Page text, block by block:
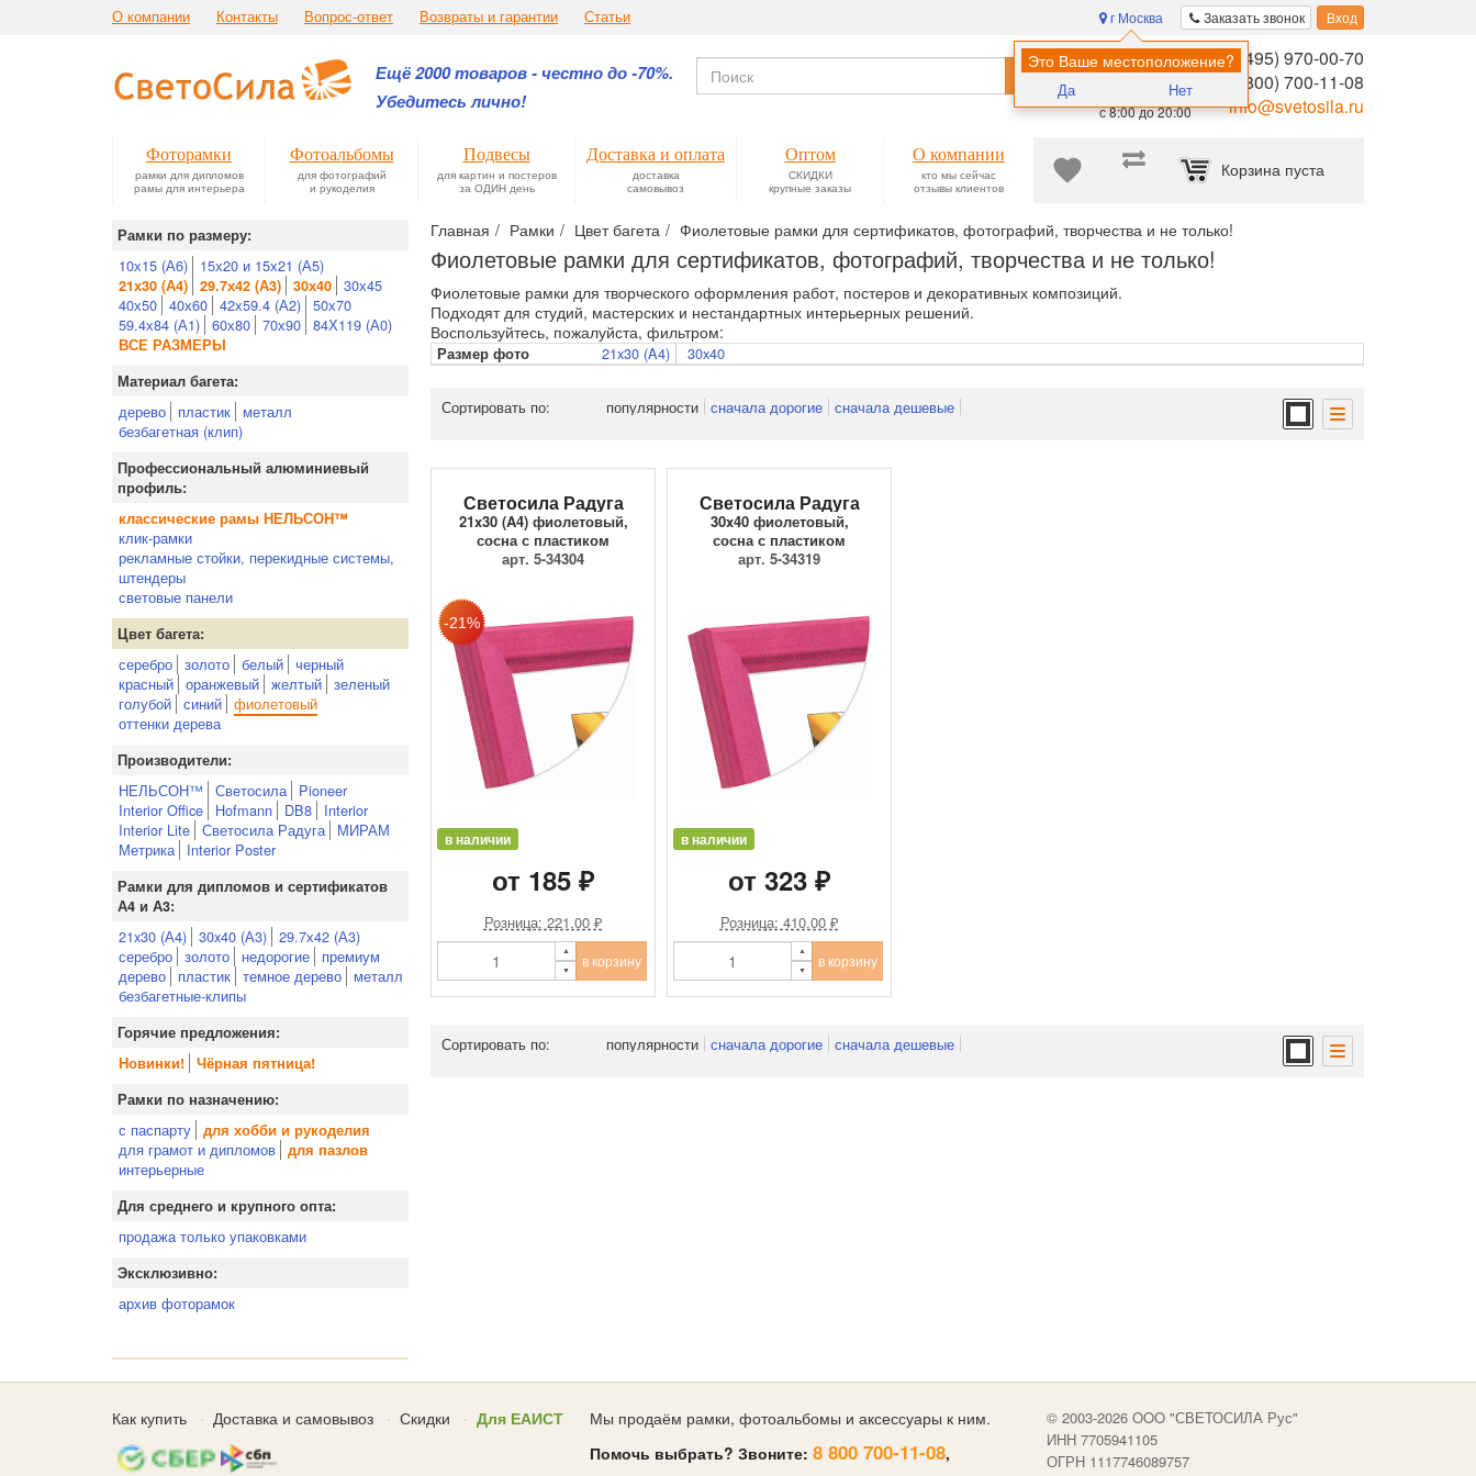
О компании Контакты Вопрос-ответ Возвраты и гарантии Статьи Заказать звонок Вход
г Москва
Это Ваше местоположение?
Да Нет
Ещё 2000 товаров - честно до -70%.
Убедитесь лично!
Помощь в
выборе:
Ежедневно,
с 8:00 до 20:00
8 (495) 970-00-70
8 (800) 700-11-08
info@svetosila.ru
Найти
Корзина пуста
Фоторамки
рамки для дипломов
рамы для интерьера
Фотоальбомы
для фотографий
и рукоделия
Подвесы
для картин и постеров
за ОДИН день
Доставка и оплата
доставка
самовывоз
Оптом
СКИДКИ
крупные заказы
О компании
кто мы сейчас
отзывы клиентов
Главная Рамки Цвет багета Фиолетовые рамки для сертификатов, фотографий, творчества и не только!
Фиолетовые рамки для сертификатов, фотографий, творчества и не только!
Рамки по размеру:
10х15 (А6) 15х20 и 15х21 (А5)
21х30 (А4) 29.7х42 (А3) 30х40
30х45
40х50 40х60 42х59.4 (А2) 50х70
59.4х84 (А1) 60х80 70х90 84Х119 (А0)
ВСЕ РАЗМЕРЫ
Материал багета:
дерево пластик
металл
безбагетная (клип)
Профессиональный алюминиевый
профиль:
классические рамы НЕЛЬСОН™
клик-рамки
рекламные стойки, перекидные системы,
штендеры
световые панели
Цвет багета:
серебро золото белый черный
красный оранжевый желтый зеленый
голубой синий фиолетовый
оттенки дерева
Производители:
НЕЛЬСОН™ Светосила
Pioneer
Interior Office
Hofmann DB8
Interior
Interior Lite Светосила Радуга
МИРАМ
Метрика
Interior Poster
Рамки для дипломов и сертификатов
А4 и А3:
21x30 (А4) 30x40 (А3) 29.7х42 (А3)
серебро золото недорогие
премиум
дерево
пластик темное дерево
металл
безбагетные-клипы
Горячие предложения:
Новинки!
Чёрная пятница!
Рамки по назначению:
с паспарту для хобби и рукоделия
для грамот и дипломов для пазлов
интерьерные
Для среднего и крупного опта:
продажа только упаковками
Эксклюзивно:
архив фоторамок
Фиолетовые рамки для творческого оформления работ, постеров и декоративных композиций.
Подходят для студий, мастерских и нестандартных интерьерных решений.
Воспользуйтесь, пожалуйста, фильтром:
Размер фото 21x30 (A4) 30x40
Сортировать по: популярности сначала дорогие сначала дешевые
Светосила Радуга
21x30 (A4) фиолетовый,
сосна с пластиком
арт. 5-34304
в наличии
от 185 ₽
Розница: 221.00 ₽
в корзину
Светосила Радуга
30x40 фиолетовый,
сосна с пластиком
арт. 5-34319
в наличии
от 323 ₽
Розница: 410.00 ₽
в корзину
Сортировать по: популярности сначала дорогие сначала дешевые
Как купить Доставка и самовывоз Скидки Для ЕАИСТ
Мы продаём рамки, фотоальбомы и аксессуары к ним.
Помочь выбрать? Звоните: 8 800 700-11-08,
© 2003-2026 OOO "СВЕТОСИЛА Рус"
ИНН 7705941105
ОГРН 1117746089757